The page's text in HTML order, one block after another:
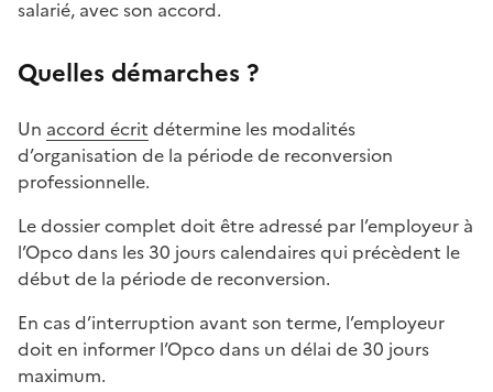
salarié, avec son accord.
Quelles démarches ?
Un accord écrit détermine les modalités
d’organisation de la période de reconversion
professionnelle.
Le dossier complet doit être adressé par l’employeur à
l’Opco dans les 30 jours calendaires qui précèdent le
début de la période de reconversion.
En cas d’interruption avant son terme, l’employeur
doit en informer l’Opco dans un délai de 30 jours
maximum.